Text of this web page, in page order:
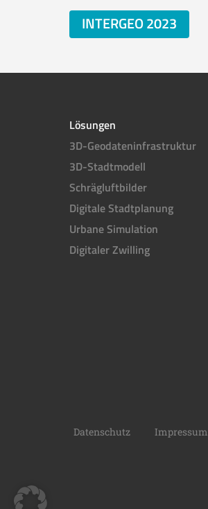
INTERGEO 2023
Lösungen
3D-Geodateninfrastruktur
3D-Stadtmodell
Schrägluftbilder
Digitale Stadtplanung
Urbane Simulation
Digitaler Zwilling
Datenschutz Impressum